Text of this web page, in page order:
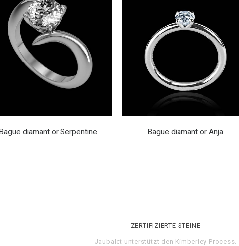
Bague diamant or Serpentine Bague diamant or Anja
ZERTIFIZIERTE STEINE
Jaubalet unterstützt den Kimberley Process.